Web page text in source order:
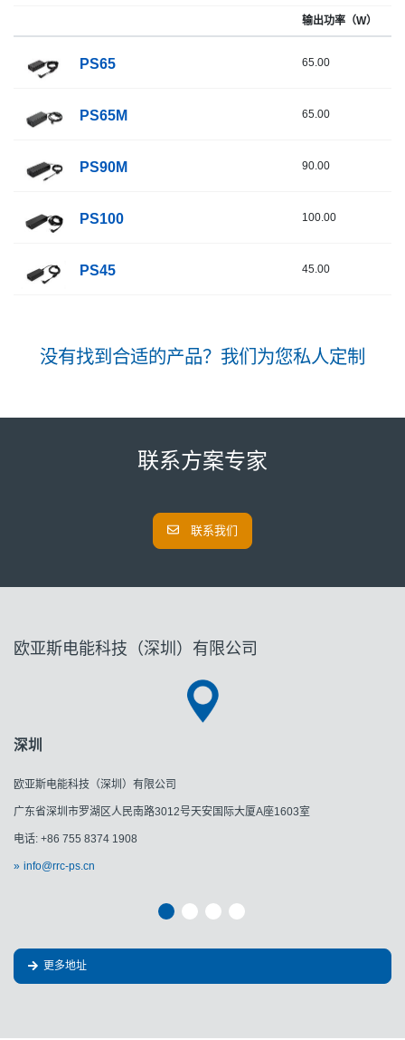
输出功率（W）
PS65 65.00
PS65M 65.00
PS90M 90.00
PS100 100.00
PS45 45.00
没有找到合适的产品？我们为您私人定制
联系方案专家
联系我们
欧亚斯电能科技（深圳）有限公司
深圳
欧亚斯电能科技（深圳）有限公司
广东省深圳市罗湖区人民南路3012号天安国际大厦A座1603室
电话: +86 755 8374 1908
info@rrc-ps.cn
更多地址